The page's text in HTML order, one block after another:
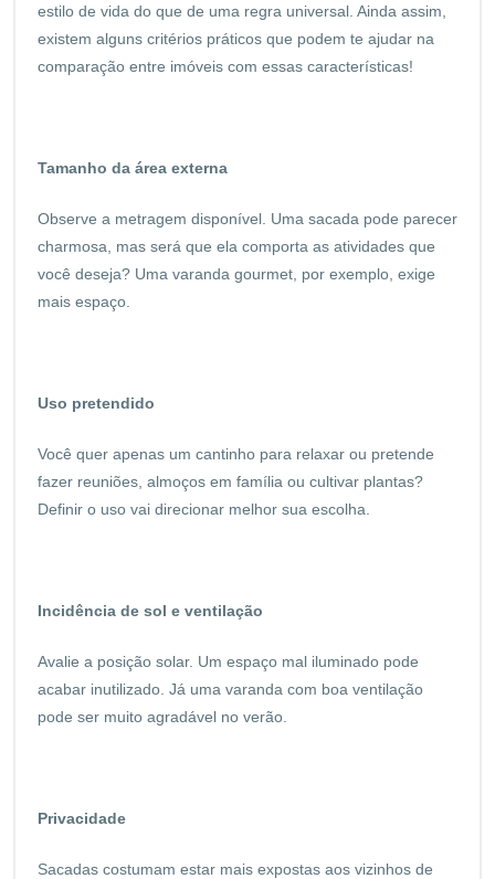
estilo de vida do que de uma regra universal. Ainda assim,
existem alguns critérios práticos que podem te ajudar na
comparação entre imóveis com essas características!
Tamanho da área externa
Observe a metragem disponível. Uma sacada pode parecer
charmosa, mas será que ela comporta as atividades que
você deseja? Uma varanda gourmet, por exemplo, exige
mais espaço.
Uso pretendido
Você quer apenas um cantinho para relaxar ou pretende
fazer reuniões, almoços em família ou cultivar plantas?
Definir o uso vai direcionar melhor sua escolha.
Incidência de sol e ventilação
Avalie a posição solar. Um espaço mal iluminado pode
acabar inutilizado. Já uma varanda com boa ventilação
pode ser muito agradável no verão.
Privacidade
Sacadas costumam estar mais expostas aos vizinhos de